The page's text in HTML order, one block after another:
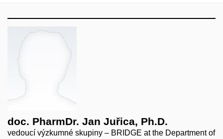
doc. PharmDr. Jan Juřica, Ph.D.
vedoucí výzkumné skupiny – BRIDGE at the Department of